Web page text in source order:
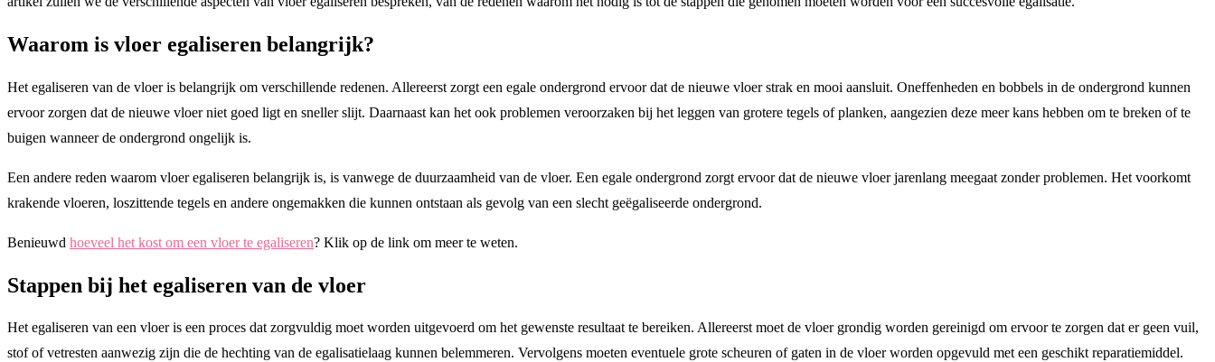
Waarom is vloer egaliseren belangrijk?
Het egaliseren van de vloer is belangrijk om verschillende redenen. Allereerst zorgt een egale ondergrond ervoor dat de nieuwe vloer strak en mooi aansluit. Oneffenheden en bobbels in de ondergrond kunnen
ervoor zorgen dat de nieuwe vloer niet goed ligt en sneller slijt. Daarnaast kan het ook problemen veroorzaken bij het leggen van grotere tegels of planken, aangezien deze meer kans hebben om te breken of te
buigen wanneer de ondergrond ongelijk is.
Een andere reden waarom vloer egaliseren belangrijk is, is vanwege de duurzaamheid van de vloer. Een egale ondergrond zorgt ervoor dat de nieuwe vloer jarenlang meegaat zonder problemen. Het voorkomt
krakende vloeren, loszittende tegels en andere ongemakken die kunnen ontstaan als gevolg van een slecht geëgaliseerde ondergrond.
Benieuwd hoeveel het kost om een vloer te egaliseren? Klik op de link om meer te weten.
Stappen bij het egaliseren van de vloer
Het egaliseren van een vloer is een proces dat zorgvuldig moet worden uitgevoerd om het gewenste resultaat te bereiken. Allereerst moet de vloer grondig worden gereinigd om ervoor te zorgen dat er geen vuil,
stof of vetresten aanwezig zijn die de hechting van de egalisatielaag kunnen belemmeren. Vervolgens moeten eventuele grote scheuren of gaten in de vloer worden opgevuld met een geschikt reparatiemiddel.